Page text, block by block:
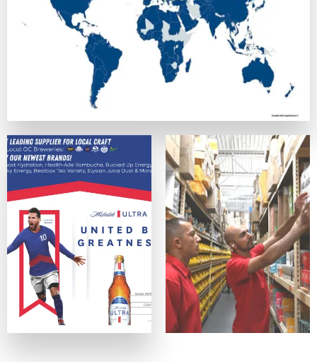
正式なライセンスを持ち、SSL暗号化でデータを守っている
カスタマーサポート
優秀なカジノは、迅速で親切なサポート体制を提供してい
便利さ・モバイル対応
スマホ、タブレットデバイス、PCのどれからでも問題なく
ゲームの質
ネットエント、Microgaming、プレイテック、Evolution
オンラインカジノサイトの入出金手段
カジノプロファイルを作成したら、次のステップは入金手
クレジットは最も手軽なデポジット手段の一つの方法です
主な入出金方法：
ビザカード / MasterCard / JCB